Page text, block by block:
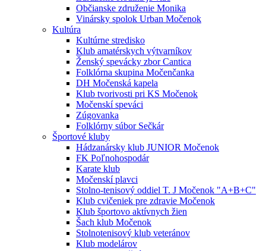
Občianske združenie Monika
Vinársky spolok Urban Močenok
Kultúra
Kultúrne stredisko
Klub amatérskych výtvarníkov
Ženský spevácky zbor Cantica
Folklórna skupina Močenčanka
DH Močenská kapela
Klub tvorivosti pri KS Močenok
Močenskí speváci
Zúgovanka
Folklórny súbor Sečkár
Športové kluby
Hádzanársky klub JUNIOR Močenok
FK Poľnohospodár
Karate klub
Močenskí plavci
Stolno-tenisový oddiel T. J Močenok "A+B+C"
Klub cvičeniek pre zdravie Močenok
Klub športovo aktívnych žien
Šach klub Močenok
Stolnotenisový klub veteránov
Klub modelárov